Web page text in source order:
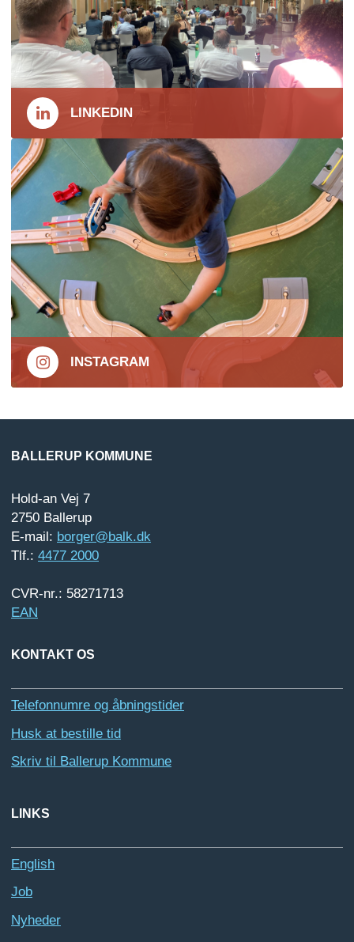
LINKEDIN
INSTAGRAM
BALLERUP KOMMUNE
Hold-an Vej 7
2750 Ballerup
E-mail: borger@balk.dk
Tlf.: 4477 2000
CVR-nr.: 58271713
EAN
KONTAKT OS
Telefonnumre og åbningstider
Husk at bestille tid
Skriv til Ballerup Kommune
LINKS
English
Job
Nyheder